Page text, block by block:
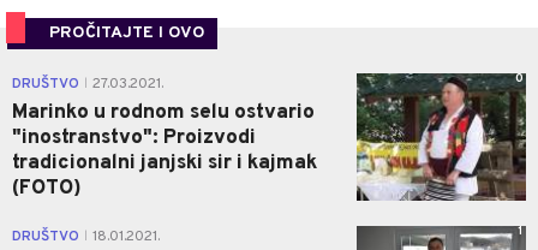
PROČITAJTE I OVO
DRUŠTVO 27.03.2021.
Marinko u rodnom selu ostvario
"inostranstvo": Proizvodi
tradicionalni janjski sir i kajmak
(FOTO)
0
DRUŠTVO 18.01.2021. 1